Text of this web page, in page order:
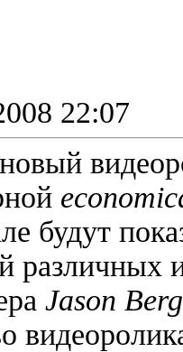
22:07
будут
различных
Jason